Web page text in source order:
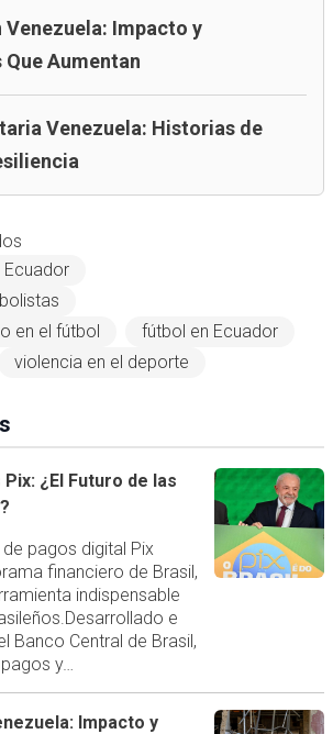
Impacto y
Aumentan
Venezuela: Historias de
Ecuador
en el fútbol
fútbol en Ecuador
violencia en el deporte
¿El Futuro de las
pagos digital Pix
financiero de Brasil,
indispensable
e
Banco Central de Brasil,
y…
Impacto y